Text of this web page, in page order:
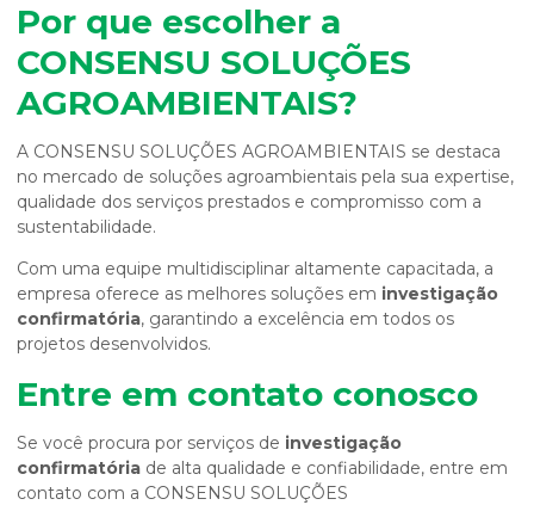
Por que escolher a
CONSENSU SOLUÇÕES
AGROAMBIENTAIS?
A CONSENSU SOLUÇÕES AGROAMBIENTAIS se destaca
no mercado de soluções agroambientais pela sua expertise,
qualidade dos serviços prestados e compromisso com a
sustentabilidade.
Com uma equipe multidisciplinar altamente capacitada, a
empresa oferece as melhores soluções em investigação
confirmatória, garantindo a excelência em todos os
projetos desenvolvidos.
Entre em contato conosco
Se você procura por serviços de investigação
confirmatória de alta qualidade e confiabilidade, entre em
contato com a CONSENSU SOLUÇÕES